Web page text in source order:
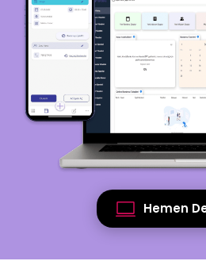
Hemen